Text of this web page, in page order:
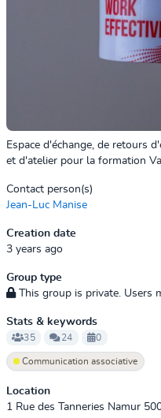
Espace d'échange, de retours
et d'atelier pour la formation
Contact person(s)
Jean-Luc Manise
Creation date
3 years ago
Group type
This group is private. Users
Stats & keywords
35 24 0
Communication associative
Location
1 Rue des Tanneries Namur